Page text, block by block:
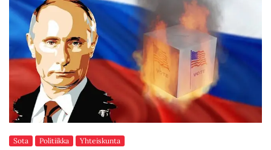
Sota Politiikka Yhteiskunta